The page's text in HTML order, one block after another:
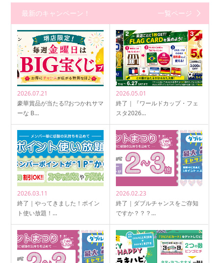
最新のキャンペーン！ 一覧ページ
2026.07.21
豪華賞品が当たる!?おつかれサマ
ーな B…
2026.05.01
終了｜『ワールドカップ・フェ
スタ2026…
2026.03.11
終了｜やってきました！ポイン
ト使い放題！…
2026.02.23
終了｜ダブルチャンスをご存知
ですか？？？…